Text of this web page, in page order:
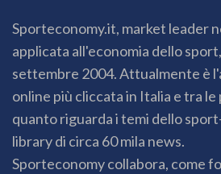
Sporteconomy.it, market leader
applicata all'economia dello
settembre 2004. Attualmente è
online più cliccata in Italia e tra
quanto riguarda i temi dello
library di circa 60 mila news.
Sporteconomy collabora, come